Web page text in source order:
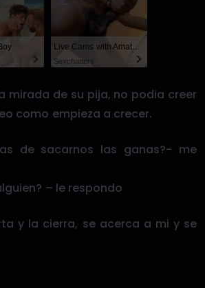
Live Cams with Amateur Men
Sexchatters
mirada de su pija, no podia creer
como empieza a crecer.
de sacarnos las ganas?- me
– le respondo
y la cierra, se acerca a mi y se